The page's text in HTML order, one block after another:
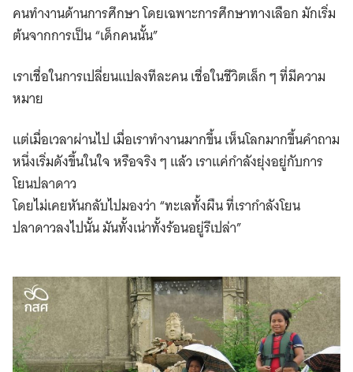
คนทำงานด้านการศึกษา โดยเฉพาะการศึกษาทางเลือก มักเริ่ม
ต้นจากการเป็น “เด็กคนนั้น”
เราเชื่อในการเปลี่ยนแปลงทีละคน เชื่อในชีวิตเล็ก ๆ ที่มีความ
หมาย
แต่เมื่อเวลาผ่านไป เมื่อเราทำงานมากขึ้น เห็นโลกมากขึ้นคำถาม
หนึ่งเริ่มดังขึ้นในใจ หรือจริง ๆ แล้ว เราแค่กำลังยุ่งอยู่กับการ
โยนปลาดาว
โดยไม่เคยหันกลับไปมองว่า “ทะเลทั้งผืน ที่เรากำลังโยน
ปลาดาวลงไปนั้น มันทั้งเน่าทั้งร้อนอยู่รึเปล่า”